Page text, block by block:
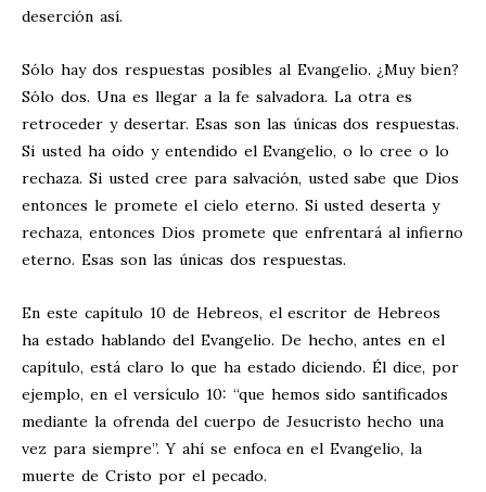
deserción así.
Sólo hay dos respuestas posibles al Evangelio. ¿Muy bien?
Sólo dos. Una es llegar a la fe salvadora. La otra es
retroceder y desertar. Esas son las únicas dos respuestas.
Si usted ha oído y entendido el Evangelio, o lo cree o lo
rechaza. Si usted cree para salvación, usted sabe que Dios
entonces le promete el cielo eterno. Si usted deserta y
rechaza, entonces Dios promete que enfrentará al infierno
eterno. Esas son las únicas dos respuestas.
En este capítulo 10 de Hebreos, el escritor de Hebreos
ha estado hablando del Evangelio. De hecho, antes en el
capítulo, está claro lo que ha estado diciendo. Él dice, por
ejemplo, en el versículo 10: “que hemos sido santificados
mediante la ofrenda del cuerpo de Jesucristo hecho una
vez para siempre”. Y ahí se enfoca en el Evangelio, la
muerte de Cristo por el pecado.